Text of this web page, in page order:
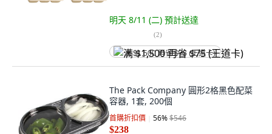
明天 8/11 (二) 預計送達
(2)
满 $1,500 再省 $75 (王道卡)
The Pack Company 圓形2格黑色配菜
容器, 1套, 200個
首購折扣價 56%$546
$238